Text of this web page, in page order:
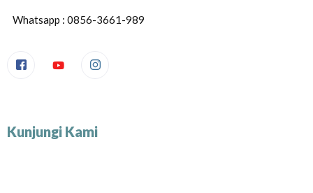
Whatsapp : 0856-3661-989
Kunjungi Kami